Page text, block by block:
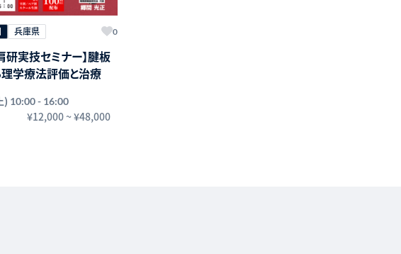
兵庫県 0
研実技セミナー】腱板
学療法評価と治療
) 10:00 - 16:00
¥12,000~¥48,000